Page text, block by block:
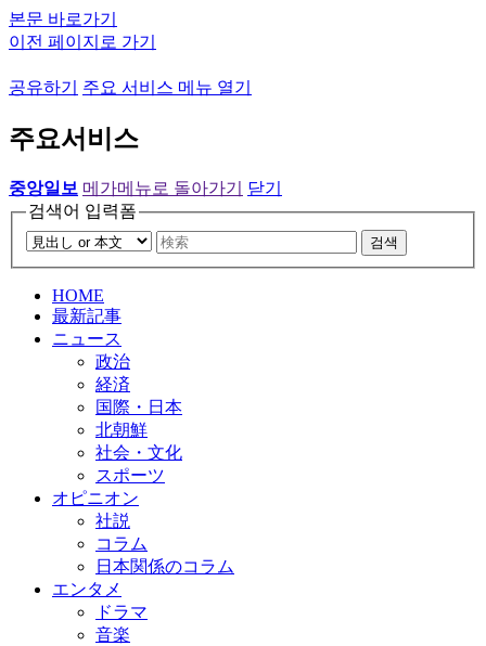
본문 바로가기
이전 페이지로 가기
공유하기 주요 서비스 메뉴 열기
주요서비스
중앙일보 메가메뉴로 돌아가기
닫기
검색어 입력폼
검색
HOME
最新記事
ニュース
政治
経済
国際・日本
北朝鮮
社会・文化
スポーツ
オピニオン
社説
コラム
日本関係のコラム
エンタメ
ドラマ
音楽